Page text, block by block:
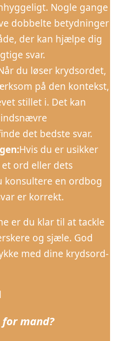
Nogle gange
dobbelte betydninger
der kan hjælpe dig
svar.
du løser krydsordet,
på den kontekst,
stillet i. Det kan
det bedste svar.
Hvis du er usikker
ord eller dets
konsultere en ordbog
er korrekt.
er du klar til at tackle
og sjæle. God
med dine krydsord-
mand?